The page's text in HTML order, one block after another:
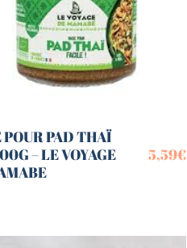
POUR PAD THAÏ
– LE VOYAGE
5,59€